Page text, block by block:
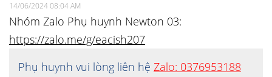
14/06/2024 08:04 AM
Nhóm Zalo Phụ huynh Newton 03:
https://zalo.me/g/eacish207
Phụ huynh vui lòng liên hệ Zalo: 0376953188